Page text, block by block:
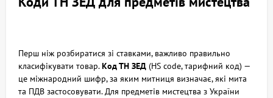
Перш ніж розбиратися зі ставками, важливо правильно
класифікувати товар.Код ТН ЗЕД (HS code, тарифний код) —
це міжнародний шифр, за яким митниця визначає, які мита
та ПДВ застосовувати. Для предметів мистецтва з України